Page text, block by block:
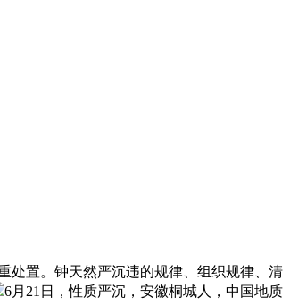
置。钟天然严沉违的规律、组织规律、清
6月21日，性质严沉，安徽桐城人，中国地质